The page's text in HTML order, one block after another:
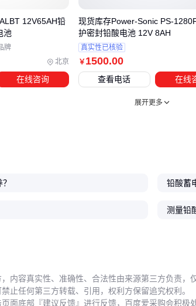
配专业的电池管
北京
12V65AH铅
池
牌
在线咨询
￥ 1500.00
现货库存Power-Sonic PS-
护密封铅酸电池 12V 8AH
真实性已核验
查看电话 在线
展开更多
铅酸蓄
测量铅
内容真实性、准确性、合法性由来源第三方负责，
止任何第三方转载、引用，权利方保留追究权利。
面底部『建议反馈』进行反馈，百度爱采购会积极处